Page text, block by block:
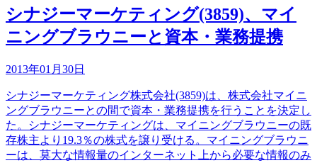
シナジーマーケティング(3859)、マイ
ニングブラウニーと資本・業務提携
2013年01月30日
シナジーマーケティング株式会社(3859)は、株式会社マイニ
ングブラウニーとの間で資本・業務提携を行うことを決定し
た。シナジーマーケティングは、マイニングブラウニーの既
存株主より19.3％の株式を譲り受ける。マイニングブラウニ
ーは、莫大な情報量のインターネット上から必要な情報のみ